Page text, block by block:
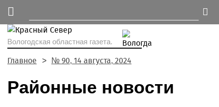
Вологодская областная газета.
Главное № 90, 14 августа, 2024
Районные новости